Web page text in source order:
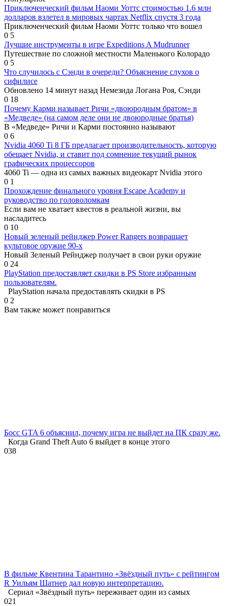
Приключенческий фильм Наоми Уоттс стоимостью 1.6 млн
долларов взлетел в мировых чартах Netflix спустя 3 года
Приключенческий фильм Наоми Уоттс только что вошел
0 5
Лучшие инструменты в игре Expeditions A Mudrunner
Путешествие по сложной местности Маленького Колорадо
0 5
Что случилось с Сэнди в очереди? Объяснение слухов о
сифилисе
Обновлено 14 минут назад Немезида Логана Роя, Сэнди
0 18
Почему Карми называет Ричи «двоюродным братом» в
«Медведе» (на самом деле они не двоюродные братья)
В «Медведе» Ричи и Карми постоянно называют
0 6
Nvidia 4060 Ti 8 ГБ предлагает производительность, которую
обещает Nvidia, и ставит под сомнение текущий рынок
графических процессоров
4060 Ti — одна из самых важных видеокарт Nvidia этого
0 1
Прохождение финального уровня Escape Academy и
руководство по головоломкам
Если вам не хватает квестов в реальной жизни, вы
насладитесь
0 10
Новый зеленый рейнджер Power Rangers возвращает
культовое оружие 90-х
Новый Зеленый Рейнджер получает в свои руки оружие
0 24
PlayStation предоставляет скидки в PS Store избранным
пользователям.
PlayStation начала предоставлять скидки в PS
0 2
Вам также может понравиться
Босс GTA 6 объяснил, почему игра не выйдет на ПК сразу же.
Когда Grand Theft Auto 6 выйдет в конце этого
038
В фильме Квентина Тарантино «Звёздный путь» с рейтингом
R Уильям Шатнер дал новую интерпретацию.
Сериал «Звёздный путь» переживает один из самых
021